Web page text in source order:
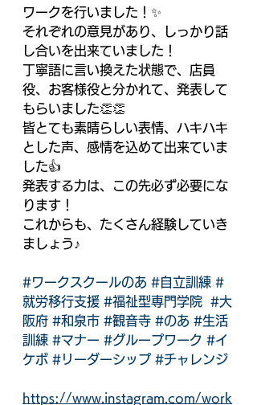
ワークを行いました！✨
それぞれの意見があり、しっかり話
し合いを出来ていました！
丁寧語に言い換えた状態で、店員
役、お客様役と分かれて、発表して
もらいました👏👏
皆とても素晴らしい表情、ハキハキ
とした声、感情を込めて出来ていま
した👍
発表する力は、この先必ず必要にな
ります！
これからも、たくさん経験していき
ましょう♪
#ワークスクールのあ #自立訓練 #
就労移行支援 #福祉型専門学院
#大
阪府 #和泉市 #観音寺 #のあ #生活
訓練 #マナー #グループワーク #イ
ケボ #リーダーシップ #チャレンジ
https://www.instagram.com/work